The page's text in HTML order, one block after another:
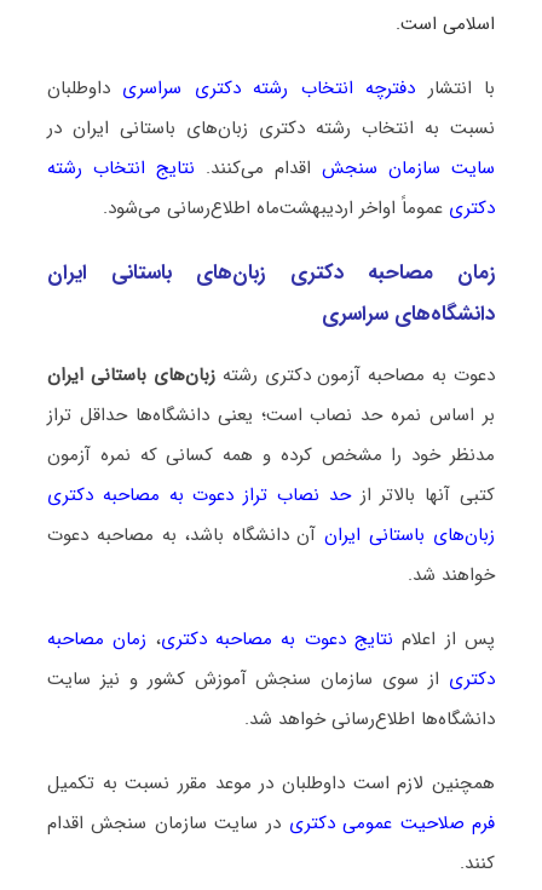
اسلامی است.
با انتشار دفترچه انتخاب رشته دکتری سراسری داوطلبان
نسبت به انتخاب رشته دکتری زبان‌های باستانی ایران در
سایت سازمان سنجشاقدام می‌کنند. نتایج انتخاب رشته
دکتری عموماً اواخر اردیبهشت‌ماه اطلاع‌رسانی می‌شود.
زمان مصاحبه دکتری زبان‌های باستانی ایران
دانشگاه‌های سراسری
دعوت به مصاحبه آزمون دکتری رشتهزبان‌های باستانی ایران
بر اساس نمره حد نصاب است؛ یعنی دانشگاه‌ها حداقل تراز
مدنظر خود را مشخص کرده و همه کسانی که نمره آزمون
کتبی آنها بالاتر ازحد نصاب تراز دعوت به مصاحبه دکتری
زبان‌های باستانی ایران آن دانشگاه باشد، به مصاحبه دعوت
خواهند شد.
پس از اعلام نتایج دعوت به مصاحبه دکتری، زمان مصاحبه
دکتری از سوی سازمان سنجش آموزش کشور و نیز سایت
دانشگاه‌ها اطلاع‌رسانی خواهد شد.
همچنین لازم است داوطلبان در موعد مقرر نسبت به تکمیل
فرم صلاحیت عمومی دکتری در سایت سازمان سنجش اقدام
کنند.